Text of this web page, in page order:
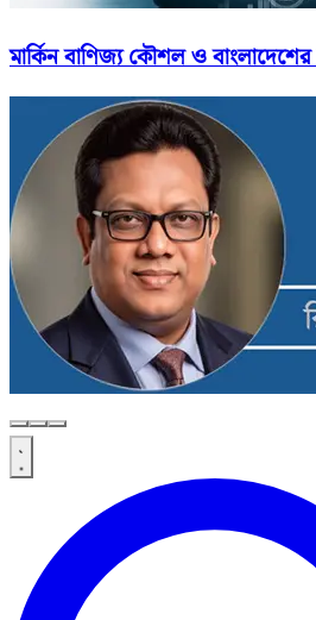
মার্কিন বাণিজ্য কৌশল ও বাংলাদেশের